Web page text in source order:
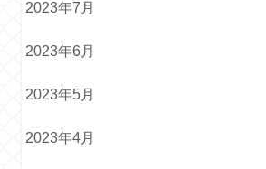
2023年7月
2023年6月
2023年5月
2023年4月